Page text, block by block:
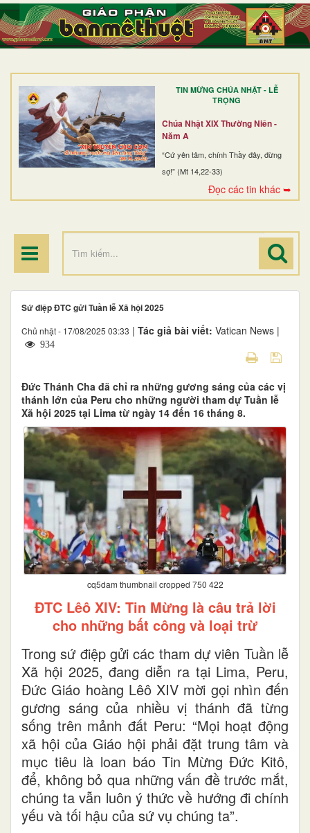
TIN MỪNG CHÚA NHẬT - LỄ
TRỌNG
Chúa Nhật XIX Thường Niên -
Năm A
“Cứ yên tâm, chính Thầy đây, đừng
sợ!” (Mt 14,22-33)
Đọc các tin khác ➥
TRANG NHẤT
GIỚI THIỆU
DÒNG TU
BAN MỤC VỤ
ĐOÀN THỂ CG
ĐIỂM HÀNH HƯƠNG
Sứ điệp ĐTC gửi Tuần lễ Xã hội 2025
Chủ nhật - 17/08/2025 03:33 | Tác giả bài viết: Vatican News |
934
Đức Thánh Cha đã chỉ ra những gương sáng của các vị
thánh lớn của Peru cho những người tham dự Tuần lễ
Xã hội 2025 tại Lima từ ngày 14 đến 16 tháng 8.
cq5dam thumbnail cropped 750 422
ĐTC Lêô XIV: Tin Mừng là câu trả lời
cho những bất công và loại trừ
Trong sứ điệp gửi các tham dự viên Tuần lễ
Xã hội 2025, đang diễn ra tại Lima, Peru,
Đức Giáo hoàng Lêô XIV mời gọi nhìn đến
gương sáng của nhiều vị thánh đã từng
sống trên mảnh đất Peru: “Mọi hoạt động
xã hội của Giáo hội phải đặt trung tâm và
mục tiêu là loan báo Tin Mừng Đức Kitô,
để, không bỏ qua những vấn đề trước mắt,
chúng ta vẫn luôn ý thức về hướng đi chính
yếu và tối hậu của sứ vụ chúng ta”.